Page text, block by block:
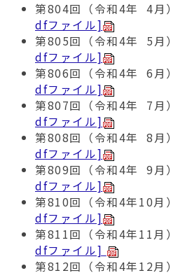
第804回（令和4年 4月）
dfファイル]
第805回（令和4年 5月）
dfファイル]
第806回（令和4年 6月）
dfファイル]
第807回（令和4年 7月）
dfファイル]
第808回（令和4年 8月）
dfファイル]
第809回（令和4年 9月）
dfファイル]
第810回（令和4年10月）
dfファイル]
第811回（令和4年11月）
dfファイル]
第812回（令和4年12月）